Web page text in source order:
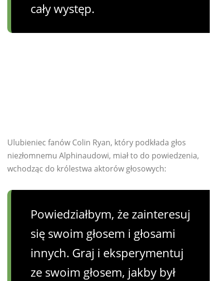
cały występ.
Ulubieniec fanów Colin Ryan, który podkłada głos
niezłomnemu Alphinaudowi, miał to do powiedzenia,
wchodząc do królestwa aktorów głosowych:
Powiedziałbym, że zainteresuj
się swoim głosem i głosami
innych. Graj i eksperymentuj
ze swoim głosem, jakby był